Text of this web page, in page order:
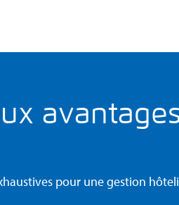
pour une gestion